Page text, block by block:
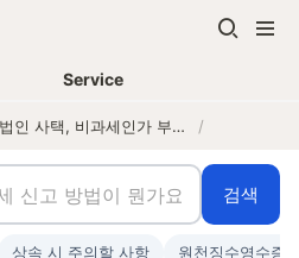
Service
법인 사택, 비과세인가 부당행위인가 — 대표·임원에게 집을 제공할 때 갈리는 경계 /
검색
상속 시 주의할 사항 원천징수영수증